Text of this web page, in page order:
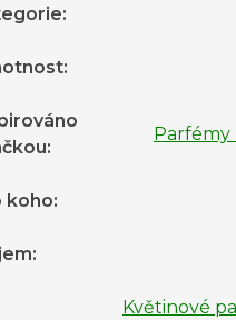
:
:
:
Parfémy
koho:
:
Květinové